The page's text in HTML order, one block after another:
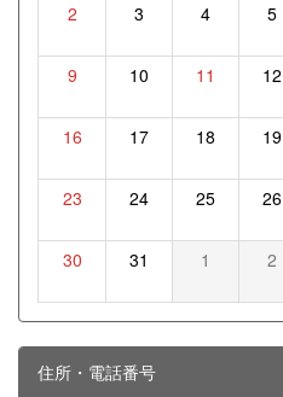
2 3 4 5
9 10 11 12
16 17 18 19
23 24 25 26
30 31 1 2
住所・電話番号